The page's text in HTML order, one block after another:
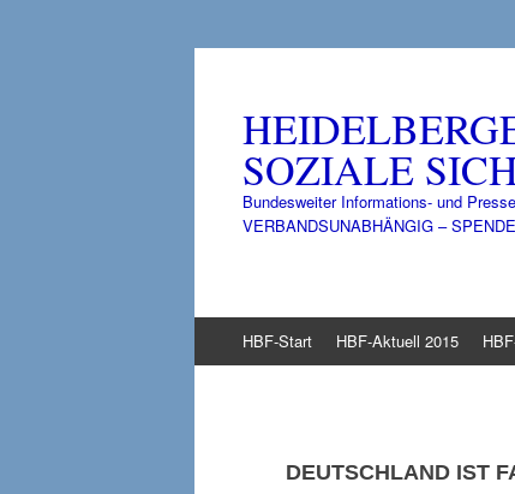
SOZIALE
Bundesweiter Informations- und
VERBANDSUNABHÄNGIG –
Inhalt
HBF-Start HBF-Aktuell 2015
DEUTSCHLAND IST